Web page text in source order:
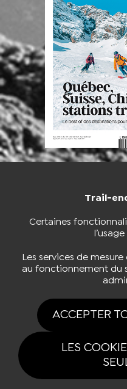
Trail-
Certaines
Les services de
au fonctionnement du
ACCEPTER
LES
NOUS
Tous drois réservés Trail-
Politique de confidentialité|